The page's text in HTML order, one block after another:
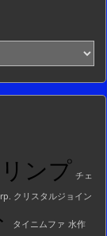
ンプ チェ
クリスタルジョイン
タイニムファ 水作